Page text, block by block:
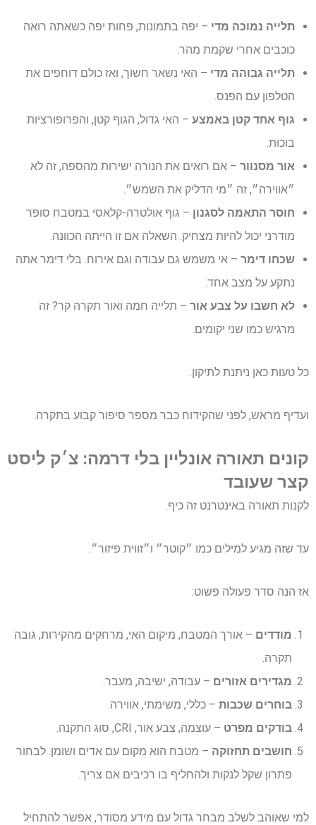
תלייה נמוכה מדי – יפה בתמונות, פחות יפה כשאתה רואה
כוכבים אחרי שקמת מהר.
תלייה גבוהה מדי – האי נשאר חשוך, ואז כולם דוחפים את
הטלפון עם הפנס.
גוף אחד קטן באמצע – האי גדול, הגוף קטן, והפרופורציות
בוכות.
אור מסנוור – אם רואים את הנורה ישירות מהספה, זה לא
״אווירה״, זה ״מי הדליק את השמש״.
חוסר התאמה לסגנון – גוף אולטרה-קלאסי במטבח סופר
מודרני יכול להיות מצחיק. השאלה אם זו הייתה הכוונה.
שכחו דימר – אי משמש גם עבודה וגם אירוח. בלי דימר אתה
נתקע על מצב אחד.
לא חשבו על צבע אור – תלייה חמה ואור תקרה קר? זה
מרגיש כמו שני יקומים.
כל טעות כאן ניתנת לתיקון.
ועדיף מראש, לפני שהקידוח כבר מספר סיפור קבוע בתקרה.
קונים תאורה אונליין בלי דרמה: צ׳ק ליסט
קצר שעובד
לקנות תאורה באינטרנט זה כיף.
עד שזה מגיע למילים כמו ״קוטר״ ו״זווית פיזור״.
אז הנה סדר פעולה פשוט:
מודדים – אורך המטבח, מיקום האי, מרחקים מהקירות, גובה
תקרה.
מגדירים אזורים – עבודה, ישיבה, מעבר.
בוחרים שכבות – כללי, משימתי, אווירה.
בודקים מפרט – עוצמה, צבע אור, CRI, סוג התקנה.
חושבים תחזוקה – מטבח הוא מקום עם אדים ושומן. לבחור
פתרון שקל לנקות ולהחליף בו רכיבים אם צריך.
למי שאוהב לשלב מבחר גדול עם מידע מסודר, אפשר להתחיל